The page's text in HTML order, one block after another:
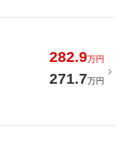
282.9万円
271.7万円